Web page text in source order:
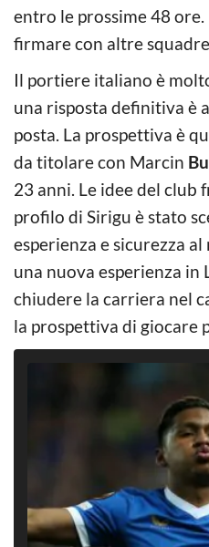
entro le prossime 48 ore.
firmare con altre
Il portiere italiano è
una risposta definitiva è
posta. La prospettiva è
da titolare con Marcin
23 anni. Le idee del club
profilo di Sirigu è stato
esperienza e sicurezza al
una nuova esperienza in
chiudere la carriera nel
la prospettiva di